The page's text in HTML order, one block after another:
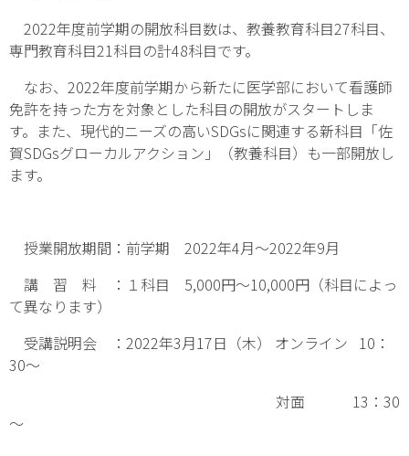
2022年度前学期の開放科目数は、教養教育科目27科目、
専門教育科目21科目の計48科目です。
なお、2022年度前学期から新たに医学部において看護師
免許を持った方を対象とした科目の開放がスタートしま
す。また、現代的ニーズの高いSDGsに関連する新科目「佐
賀SDGsグローカルアクション」（教養科目）も一部開放し
ます。
授業開放期間：前学期 2022年4月～2022年9月
講 習 料 ：１科目 5,000円～10,000円（科目によっ
て異なります）
受講説明会 ：2022年3月17日（木） オンライン 10：
30～
対面 13：30
～